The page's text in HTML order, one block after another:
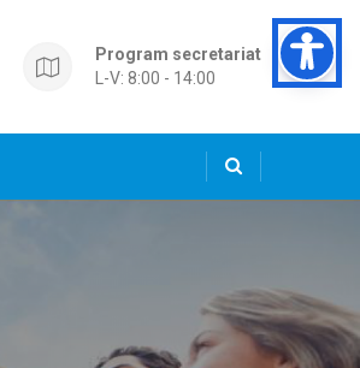
Program secretariat
L-V: 8:00 - 14:00